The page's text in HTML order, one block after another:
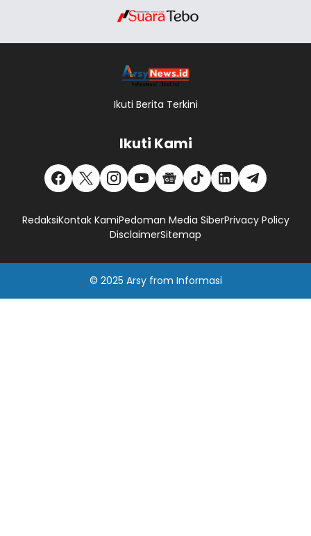
Ikuti Berita Terkini
Ikuti Kami
RedaksiKontak KamiPedoman Media SiberPrivacy Policy
DisclaimerSitemap
© 2025 Arsyfrom Informasi